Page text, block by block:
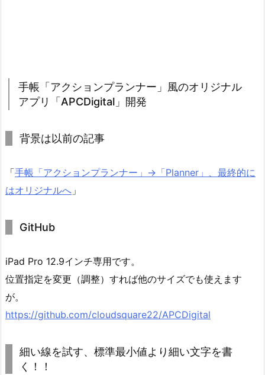
手帳「アクションプランナー」風のオリジナル
アプリ「APCDigital」開発
背景は以前の記事
「手帳「アクションプランナー」→「Planner」、最終的に
はオリジナルへ 」
GitHub
iPad Pro 12.9インチ専用です。
位置指定を変更（調整）すれば他のサイズでも使えます
が。
https://github.com/cloudsquare22/APCDigital
細い線を試す、標準最小値より細い文字を書
く！！